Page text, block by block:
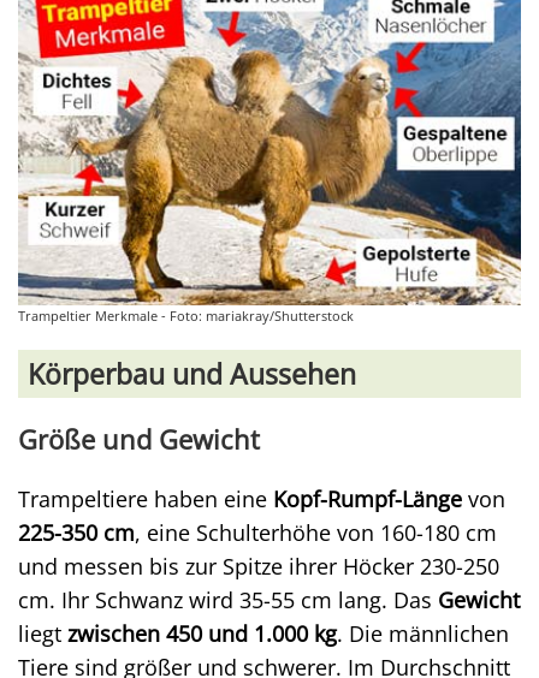
Trampeltier Merkmale - Foto: mariakray/Shutterstock
Körperbau und Aussehen
Größe und Gewicht
Trampeltiere haben eine Kopf-Rumpf-Länge von
225-350 cm, eine Schulterhöhe von 160-180 cm
und messen bis zur Spitze ihrer Höcker 230-250
cm. Ihr Schwanz wird 35-55 cm lang. Das Gewicht
liegt zwischen 450 und 1.000 kg. Die männlichen
Tiere sind größer und schwerer. Im Durchschnitt